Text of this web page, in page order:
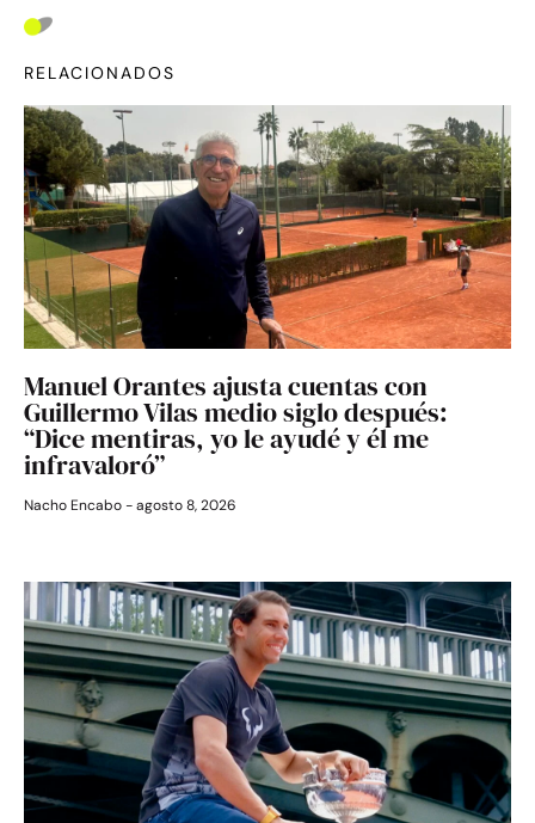
RELACIONADOS
Manuel Orantes ajusta cuentas con
Guillermo Vilas medio siglo después:
“Dice mentiras, yo le ayudé y él me
infravaloró”
Nacho Encabo agosto 8, 2026